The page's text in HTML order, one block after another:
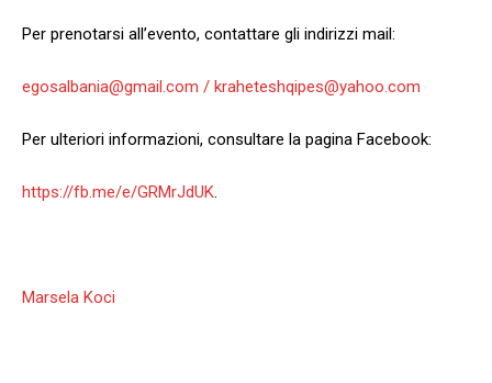
Per prenotarsi all’evento, contattare gli indirizzi mail:
egosalbania@gmail.com / kraheteshqipes@yahoo.com
Per ulteriori informazioni, consultare la pagina Facebook:
https://fb.me/e/GRMrJdUK.
Marsela Koci